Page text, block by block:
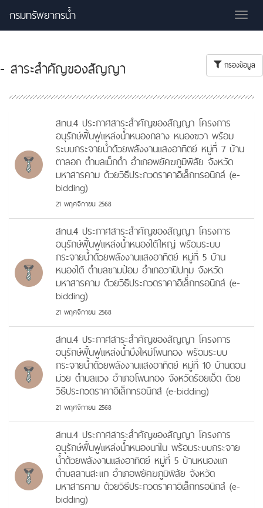
กรมทรัพยากรน้ำ
- สาระสำคัญของสัญญา กรองข้อมูล
สทน.4 ประกาศสาระสำคัญของสัญญา โครงการ
อนุรักษ์ฟื้นฟูแหล่งน้ำหนองกลาง หนองขวา พร้อม
ระบบกระจายน้ำด้วยพลังงานแสงอาทิตย์ หมู่ที่ 7 บ้าน
ตาลอก ตำบลเม็กดำ อำเภอพยัคฆภูมิพิสัย จังหวัด
มหาสารคาม ด้วยวิธีประกวดราคาอิเล็กทรอนิกส์ (e-
bidding)
21 พฤศจิกายน 2568
สทน.4 ประกาศสาระสำคัญของสัญญา โครงการ
อนุรักษ์ฟื้นฟูแหล่งน้ำหนองใต้ใหญ่ พร้อมระบบ
กระจายน้ำด้วยพลังงานแสงอาทิตย์ หมู่ที่ 5 บ้าน
หนองใต้ ตำบลขามป้อม อำเภอวาปีปทุม จังหวัด
มหาสารคาม ด้วยวิธีประกวดราคาอิเล็กทรอนิกส์ (e-
bidding)
21 พฤศจิกายน 2568
สทน.4 ประกาศสาระสำคัญของสัญญา โครงการ
อนุรักษ์ฟื้นฟูแหล่งน้ำบึงใหม่โพนทอง พร้อมระบบ
กระจายน้ำด้วยพลังงานแสงอาทิตย์ หมู่ที่ 10 บ้านดอน
ม่วย ตำบลแวง อำเภอโพนทอง จังหวัดร้อยเอ็ด ด้วย
วิธีประกวดราคาอิเล็กทรอนิกส์ (e-bidding)
21 พฤศจิกายน 2568
สทน.4 ประกาศสาระสำคัญของสัญญา โครงการ
อนุรักษ์ฟื้นฟูแหล่งน้ำหนองนาใน พร้อมระบบกระจาย
น้ำด้วยพลังงานแสงอาทิตย์ หมู่ที่ 5 บ้านหนองแก
ตำบลลานสะแก อำเภอพยัคฆภูมิพิสัย จังหวัด
มหาสารคาม ด้วยวิธีประกวดราคาอิเล็กทรอนิกส์ (e-
bidding)